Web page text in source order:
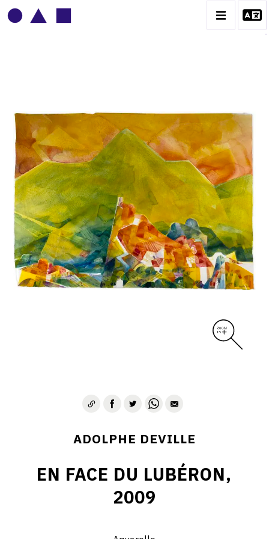
ADOLPHE DEVILLE
BIOGRAPHIE
CATALOGUE DES OEUVRES
CONTACT
ADOLPHE DEVILLE
EN FACE DU LUBÉRON,
2009